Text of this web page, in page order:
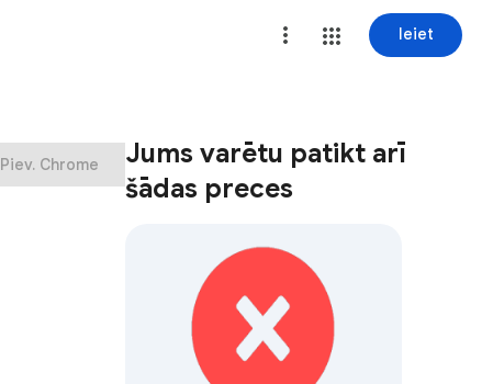
Ieiet
Piev. Chrome
Jums varētu patikt arī
šādas preces